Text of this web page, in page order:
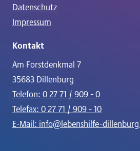
Datenschutz
Impressum
Kontakt
Am Forstdenkmal 7
35683 Dillenburg
Telefon: 0 27 71 / 909 - 0
Telefax: 0 27 71 / 909 - 10
E-Mail: info@lebenshilfe-